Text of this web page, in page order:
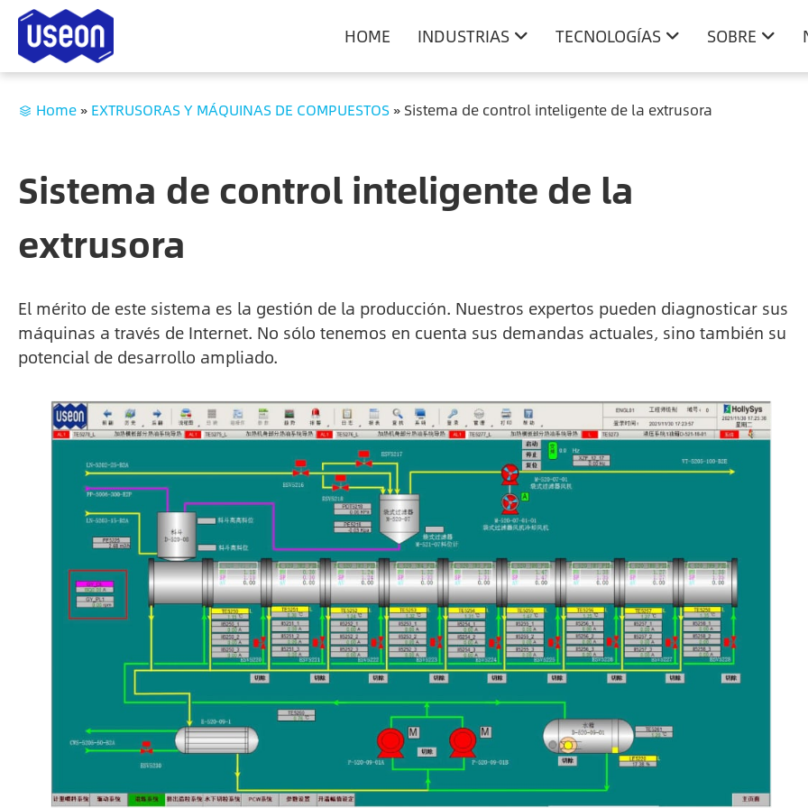
HOME INDUSTRIAS TECNOLOGÍAS SOBRE
Home» EXTRUSORAS Y MÁQUINAS DE COMPUESTOS» Sistema de control inteligente de la extrusora
Sistema de control inteligente de la
extrusora
El mérito de este sistema es la gestión de la producción. Nuestros expertos pueden diagnosticar sus
máquinas a través de Internet. No sólo tenemos en cuenta sus demandas actuales, sino también su
potencial de desarrollo ampliado.